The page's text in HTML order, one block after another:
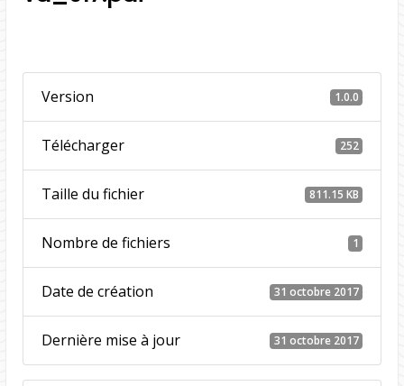
Version 1.0.0
Télécharger 252
Taille du fichier 811.15 KB
Nombre de fichiers 1
Date de création 31 octobre 2017
Dernière mise à jour 31 octobre 2017